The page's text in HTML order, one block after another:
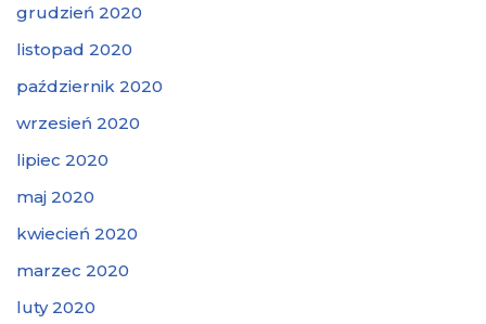
grudzień 2020
listopad 2020
październik 2020
wrzesień 2020
lipiec 2020
maj 2020
kwiecień 2020
marzec 2020
luty 2020